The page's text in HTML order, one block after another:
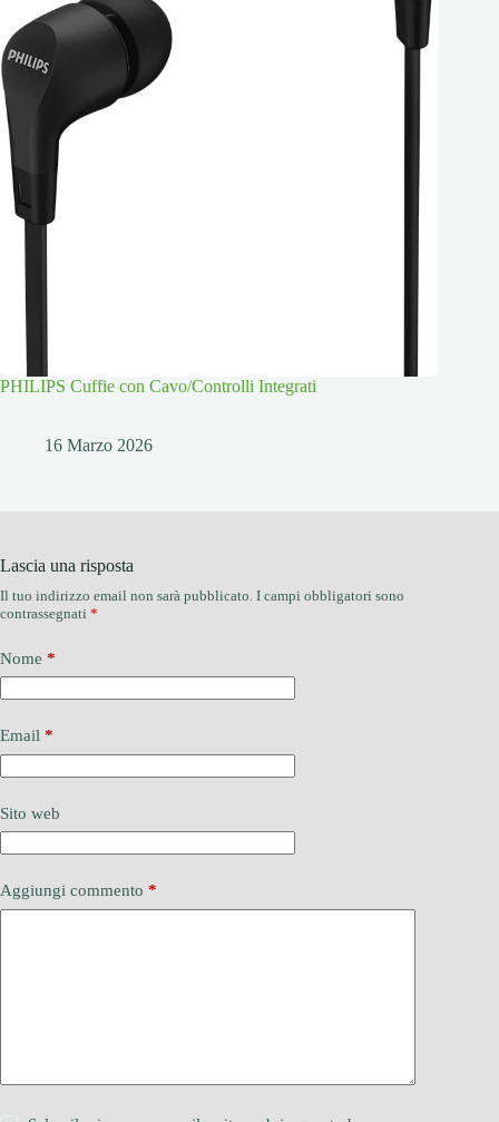
PHILIPS Cuffie con Cavo/Controlli Integrati
16 Marzo 2026
Lascia una risposta
Il tuo indirizzo email non sarà pubblicato. I campi obbligatori sono
contrassegnati *
Nome *
Email *
Sito web
Aggiungi commento *